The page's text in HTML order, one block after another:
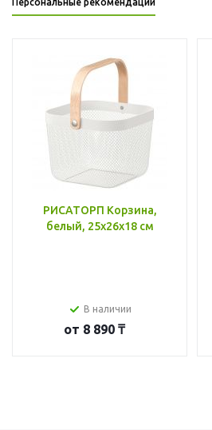
РИСАТОРП Корзина,
белый, 25x26x18 см
В наличии
от 8 890 ₸